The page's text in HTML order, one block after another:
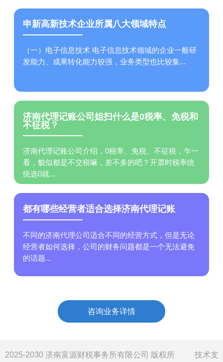
申新高新技术企业所属八大领域特点
（一）电子信息技术 电子信息技术领域的企业一般研
发能力、成果转化能力较强，业务类型也比较集...
济南代理记账公司姐扫什么是0税率、免税和
不征税？
济南代理记账公司介绍，0税率、免税、不征税，乍一
看，貌似都是不交税嘛，差不多的吧？开票时税率统
统选0就...
都有哪些经营者适合选择济南代理记账
不同的济南代理公司适合不同的经营方式，但是无论
经营者如何选择，公司的财务问题都是一个无法避免
的话题...
咨询业务详情
2025-2030 济南富源财税事务所有限公司 版权所 技术支